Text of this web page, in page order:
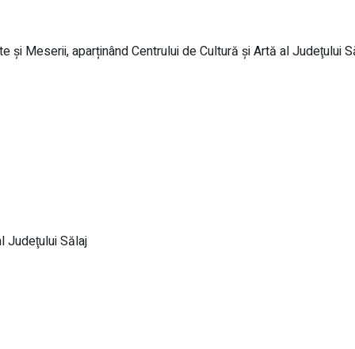
și Meserii, aparținând Centrului de Cultură şi Artă al Judeţului
Judeţului Sălaj